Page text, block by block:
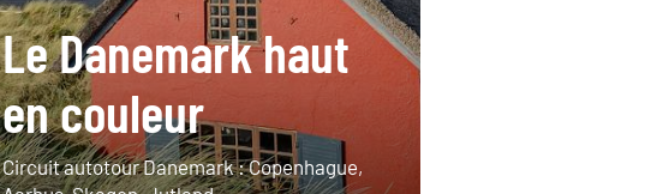
Le Danemark haut
en couleur
Circuit autotour Danemark : Copenhague,